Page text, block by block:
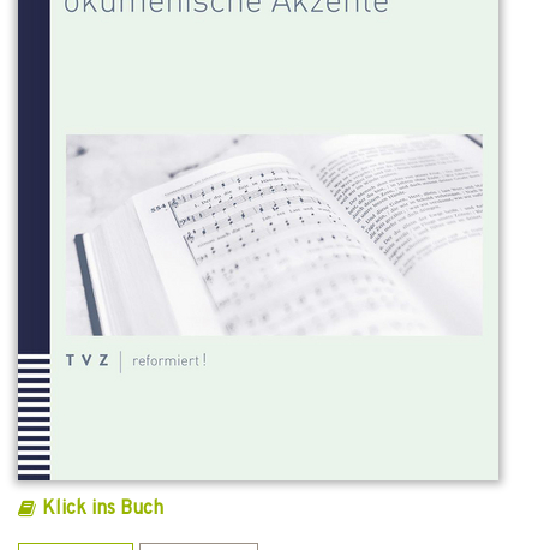
Klick ins Buch